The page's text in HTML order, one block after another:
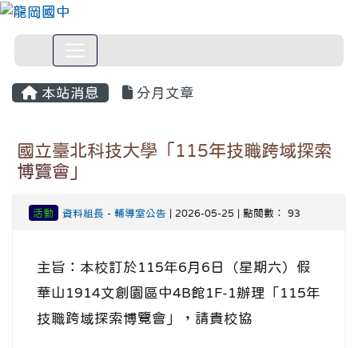
本站消息 分月文章
國立臺北科技大學「115年技職跨域探索
博覽會」
活動 資料組長 - 輔導室公告 | 2026-05-25 | 點閱數： 93
主旨：本校訂於115年6月6日（星期六）假
華山1914文創園區中4B館1F-1辦理「115年
技職跨域探索博覽會」，請貴校協